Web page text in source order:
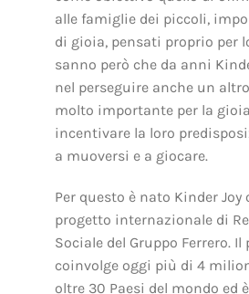
alle famiglie dei piccoli,
di gioia, pensati proprio per
sanno però che da anni
nel perseguire anche un
molto importante per la
incentivare la loro
a muoversi e a giocare.
Per questo è nato Kinder
progetto internazionale di
Sociale del Gruppo Ferrero. Il
coinvolge oggi più di 4
oltre 30 Paesi del mondo ed